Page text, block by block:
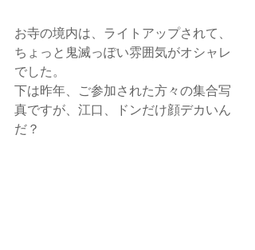
お寺の境内は、ライトアップされて、
ちょっと鬼滅っぽい雰囲気がオシャレ
でした。
下は昨年、ご参加された方々の集合写
真ですが、江口、ドンだけ顔デカいん
だ？